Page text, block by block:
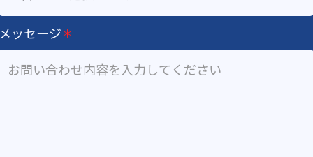
ッセージ＊